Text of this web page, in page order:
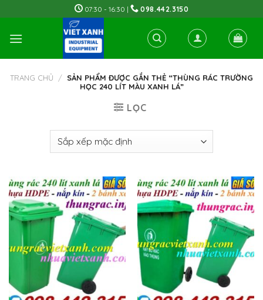
to
content
07:30 - 16:30 | 098.442.3150
TRANG CHỦ / SẢN PHẨM ĐƯỢC GẮN THẺ “THÙNG RÁC TRƯỜNG
HỌC 240 LÍT MÀU XANH LÁ”
LỌC